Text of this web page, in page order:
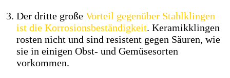
Der dritte große Vorteil gegenüber Stahlklingen
ist die Korrosionsbeständigkeit. Keramikklingen
rosten nicht und sind resistent gegen Säuren, wie
sie in einigen Obst- und Gemüsesorten
vorkommen.